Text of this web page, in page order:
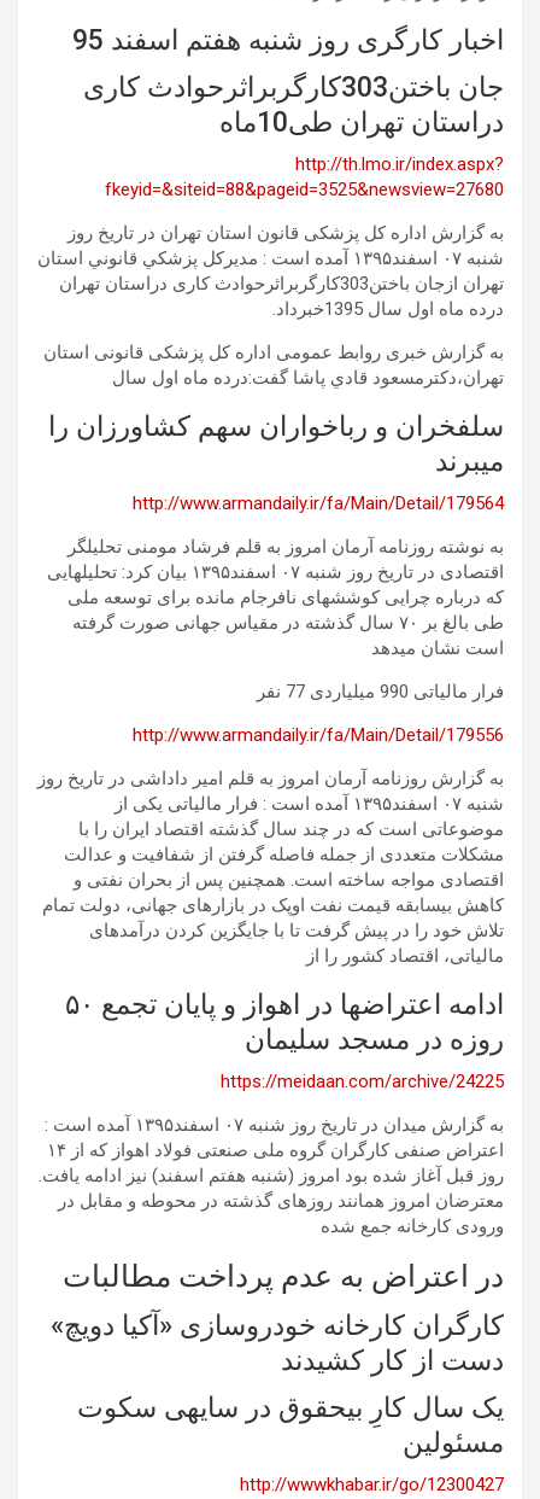
اخبار کارگری روز شنبه هفتم اسفند 95
جان باختن303کارگربراثرحوادث کاری
دراستان تهران طی10ماه
http://th.lmo.ir/index.aspx?
fkeyid=&siteid=88&pageid=3525&newsview=27680
به گزارش اداره کل پزشکی قانون استان تهران در تاریخ روز
شنبه ۰۷ اسفند۱۳۹۵ آمده است : مديركل پزشكي قانوني استان
تهران ازجان باختن303کارگربراثرحوادث کاری دراستان تهران
درده ماه اول سال 1395خبرداد.
به گزارش خبری روابط عمومی اداره کل پزشکی قانونی استان
تهران،دكترمسعود قادي پاشا گفت:درده ماه اول سال
سلفخران و رباخواران سهم کشاورزان را
میبرند
http://www.armandaily.ir/fa/Main/Detail/179564
به نوشته روزنامه آرمان امروز به قلم فرشاد مومنی تحلیلگر
اقتصادی در تاریخ روز شنبه ۰۷ اسفند۱۳۹۵ بیان کرد: تحلیلهایی
که درباره چرایی کوششهای نافرجام مانده برای توسعه ملی
طی بالغ بر ۷۰ سال گذشته در مقیاس جهانی صورت گرفته
است نشان میدهد
فرار مالیاتی 990 میلیاردی 77 نفر
http://www.armandaily.ir/fa/Main/Detail/179556
به گزارش روزنامه آرمان امروز به قلم امیر داداشی در تاریخ روز
شنبه ۰۷ اسفند۱۳۹۵ آمده است : فرار مالیاتی یکی از
موضوعاتی است که در چند سال گذشته اقتصاد ایران را با
مشکلات متعددی از جمله فاصله گرفتن از شفافیت و عدالت
اقتصادی مواجه ساخته است. همچنین پس از بحران نفتی و
کاهش بیسابقه قیمت نفت اوپک در بازارهای جهانی، دولت تمام
تلاش خود را در پیش گرفت تا با جایگزین کردن درآمدهای
مالیاتی، اقتصاد کشور را از
ادامه اعتراضها در اهواز و پایان تجمع ۵۰
روزه در مسجد سلیمان
https://meidaan.com/archive/24225
به گزارش میدان در تاریخ روز شنبه ۰۷ اسفند۱۳۹۵ آمده است :
اعتراض صنفی کارگران گروه ملی صنعتی فولاد اهواز که از ۱۴
روز قبل آغاز شده بود امروز (شنبه هفتم اسفند) نیز ادامه یافت.
معترضان امروز همانند روزهای گذشته در محوطه و مقابل در
ورودی کارخانه جمع شده
در اعتراض به عدم پرداخت مطالبات
کارگران کارخانه خودروسازی «آکیا دویچ»
دست از کار کشیدند
یک سال کارِ بیحقوق در سایهی سکوت
مسئولین
http://wwwkhabar.ir/go/12300427